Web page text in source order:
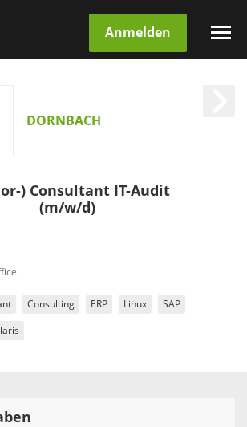
Anmelden
DORNBACH
) Consultant IT-Audit
(m/w/d)
Consulting ERP Linux SAP